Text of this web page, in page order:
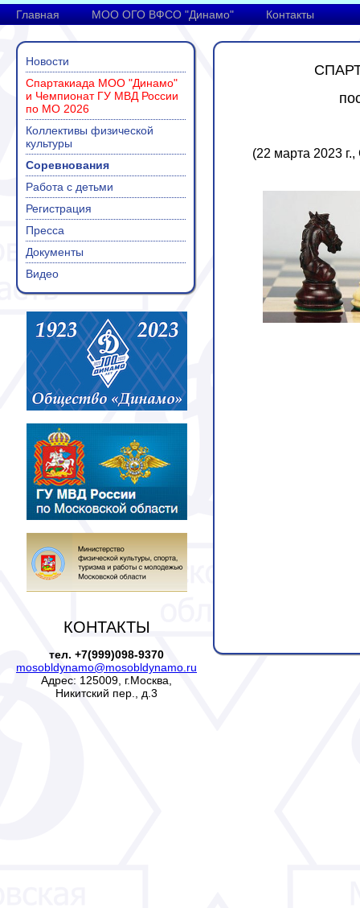
Главная МОО ОГО ВФСО "Динамо" Контакты
Новости
Спартакиада МОО "Динамо"
и Чемпионат ГУ МВД России
по МО 2026
Коллективы физической
культуры
Соревнования
Работа с детьми
Регистрация
Пресса
Документы
Видео
КОНТАКТЫ
тел. +7(999)098-9370
mosobldynamo@mosobldynamo.ru
Адрес: 125009, г.Москва,
Никитский пер., д.3
(22 марта 2023